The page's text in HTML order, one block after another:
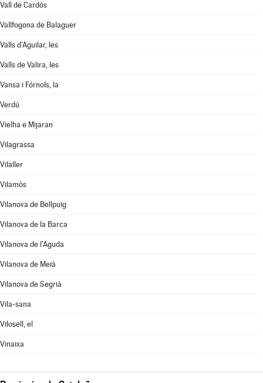
Vall de Cardós
Vallfogona de Balaguer
Valls d'Aguilar, les
Valls de Valira, les
Vansa i Fórnols, la
Verdú
Vielha e Mijaran
Vilagrassa
Vilaller
Vilamòs
Vilanova de Bellpuig
Vilanova de la Barca
Vilanova de l'Aguda
Vilanova de Meià
Vilanova de Segrià
Vila-sana
Vilosell, el
Vinaixa